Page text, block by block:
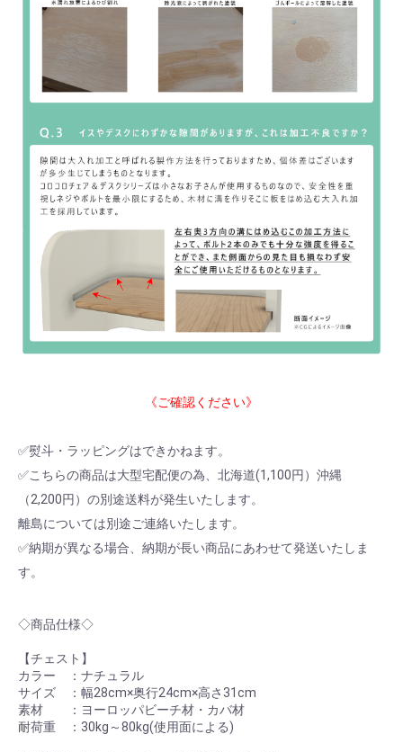
《ご確認ください》
✅熨斗・ラッピングはできかねます。
✅こちらの商品は大型宅配便の為、北海道(1,100円）沖縄
（2,200円）の別途送料が発生いたします。
離島については別途ご連絡いたします。
✅納期が異なる場合、納期が長い商品にあわせて発送いたしま
す。
◇商品仕様◇
【チェスト】
カラー ：ナチュラル
サイズ ：幅28cm×奥行24cm×高さ31cm
素材 ：ヨーロッパビーチ材・カバ材
耐荷重 ：30kg～80kg(使用面による)